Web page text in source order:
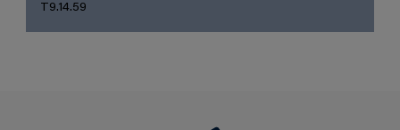
T9.14.59